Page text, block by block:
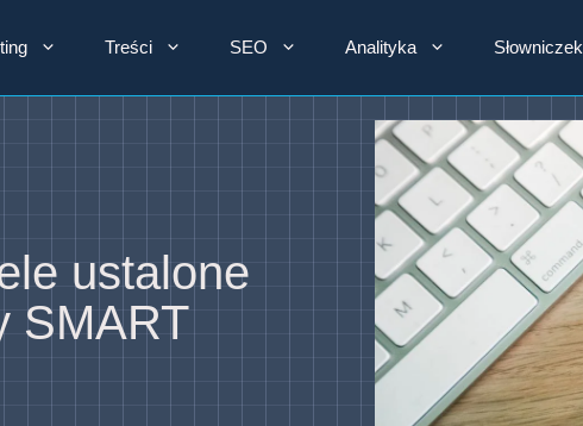
Treści SEO Analityka Słowniczek
ustalone
SMART